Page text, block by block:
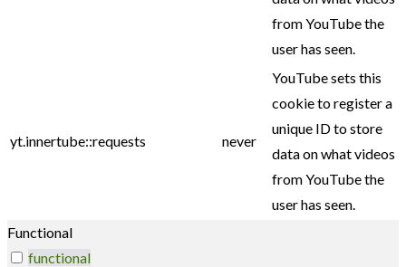
from YouTube the
user has seen.
yt.innertube::requests never
YouTube sets this
cookie to register a
unique ID to store
data on what videos
from YouTube the
user has seen.
Functional
functional